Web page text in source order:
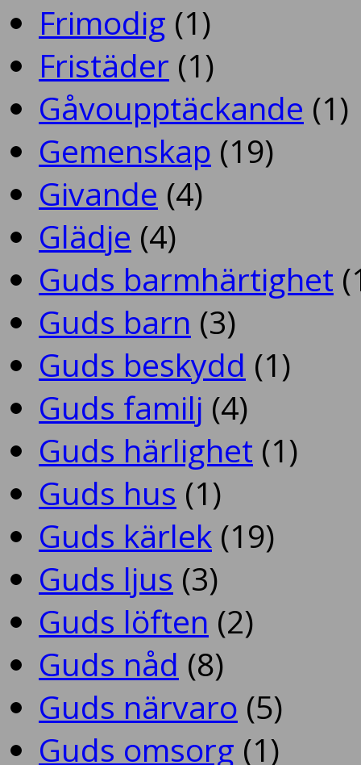
Frimodig (1)
Fristäder (1)
Gåvoupptäckande (1)
Gemenskap (19)
Givande (4)
Glädje (4)
Guds barmhärtighet
Guds barn (3)
Guds beskydd (1)
Guds familj (4)
Guds härlighet (1)
Guds hus (1)
Guds kärlek (19)
Guds ljus (3)
Guds löften (2)
Guds nåd (8)
Guds närvaro (5)
Guds omsorg (1)